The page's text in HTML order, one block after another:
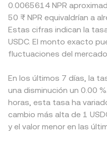
0.0065614 NPR
50 ₨ NPR equivaldrían a
Estas cifras indican la
USDC. El monto exacto
fluctuaciones del
En los últimos 7 días, la
una disminución un 0.00
horas, esta tasa ha
cambio más alta de 1
y el valor menor en las